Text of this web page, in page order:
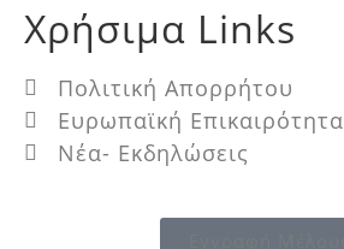
Χρήσιμα Links
Πολιτική Απορρήτου
Ευρωπαϊκή Επικαιρότητα
Νέα- Εκδηλώσεις